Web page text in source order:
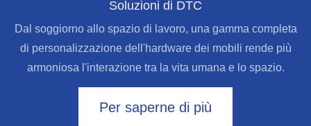
Soluzioni di DTC
Dal soggiorno allo spazio di lavoro, una gamma completa
di personalizzazione dell'hardware dei mobili rende più
armoniosa l'interazione tra la vita umana e lo spazio.
Per saperne di più